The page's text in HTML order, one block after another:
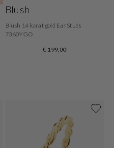
Blush
Blush 14 karat gold Ear Studs
7360YGO
€ 199,00